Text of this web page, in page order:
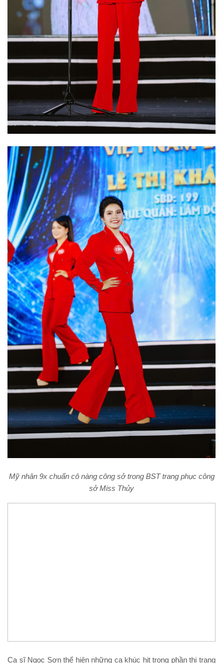
Mỹ nhân 9x chuẩn cô nàng công sở trong BST trang phục công
sở Miss Thủy
Ca sĩ Ngọc Sơn thể hiện những ca khúc hit trong phần thi trang